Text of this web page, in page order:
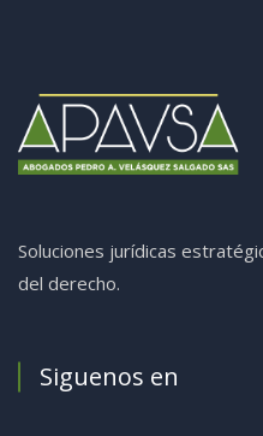
Soluciones jurídicas
del derecho.
Siguenos en